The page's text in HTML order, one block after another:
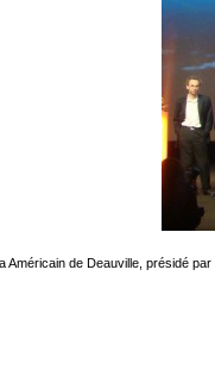
de Deauville, présidé